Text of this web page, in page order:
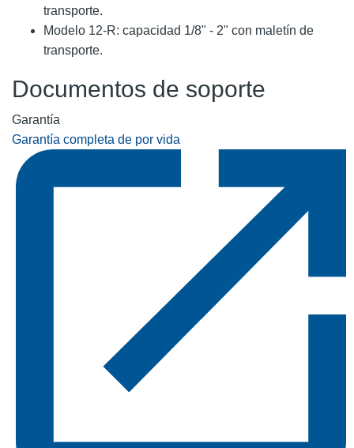
transporte.
Modelo 12-R: capacidad 1/8" - 2" con maletín de
transporte.
Documentos de soporte
Garantía
Garantía completa de por vida